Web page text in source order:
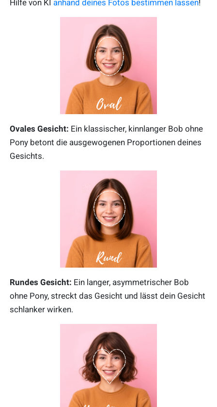
Hilfe von KI anhand deines Fotos bestimmen lassen!
Ovales Gesicht: Ein klassischer, kinnlanger Bob ohne
Pony betont die ausgewogenen Proportionen deines
Gesichts.
Rundes Gesicht: Ein langer, asymmetrischer Bob
ohne Pony, streckt das Gesicht und lässt dein Gesicht
schlanker wirken.